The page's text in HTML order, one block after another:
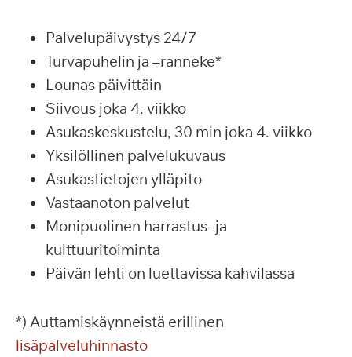
Palvelupäivystys 24/7
Turvapuhelin ja –ranneke*
Lounas päivittäin
Siivous joka 4. viikko
Asukaskeskustelu, 30 min joka 4. viikko
Yksilöllinen palvelukuvaus
Asukastietojen ylläpito
Vastaanoton palvelut
Monipuolinen harrastus- ja
kulttuuritoiminta
Päivän lehti on luettavissa kahvilassa
*) Auttamiskäynneistä erillinen
lisäpalveluhinnasto